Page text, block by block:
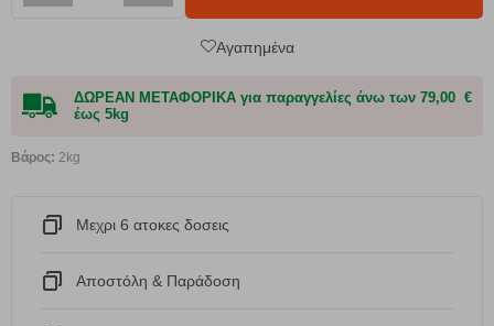
Αγαπημένα
ΔΩΡΕΑΝ ΜΕΤΑΦΟΡΙΚΑ για παραγγελίες άνω των 79,00 €
έως 5kg
Βάρος: 2kg
Μεχρι 6 ατοκες δοσεις
Αποστόλη & Παράδοση